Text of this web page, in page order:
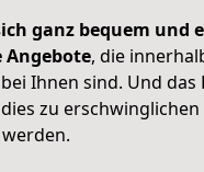
ganz bequem und
Angebote, die
bei Ihnen sind. Und das
zu erschwinglichen